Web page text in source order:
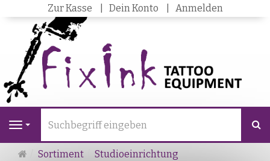
Zur Kasse Dein Konto Anmelden
Navigation
Startseite
Sortiment
Studioeinrichtung